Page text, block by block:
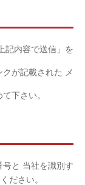
記内容で送信」を
が記載された メ
下さい。
号と 当社を識別す
ださい。